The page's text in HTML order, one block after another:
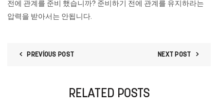
전에 관계를 준비 ​​했습니까? 준비하기 전에 관계를 유지하라는
압력을 받아서는 안됩니다.
PREVIOUS POST NEXT POST
RELATED POSTS